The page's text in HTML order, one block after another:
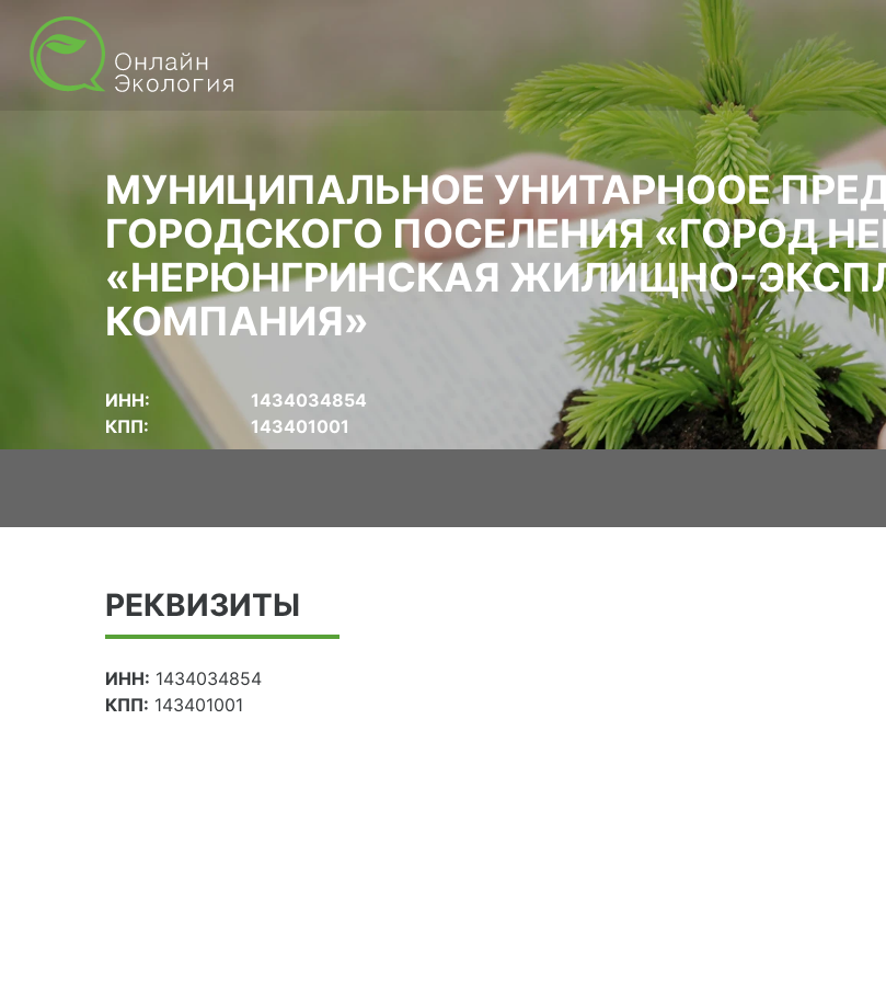
МУНИЦИПАЛЬНОЕ УНИТАРНООЕ
ГОРОДСКОГО ПОСЕЛЕНИЯ «ГОРОД
«НЕРЮНГРИНСКАЯ ЖИЛИЩНО-
КОМПАНИЯ»
ИНН:
1434034854
КПП:
143401001
РЕКВИЗИТЫ
ИНН: 1434034854
КПП: 143401001